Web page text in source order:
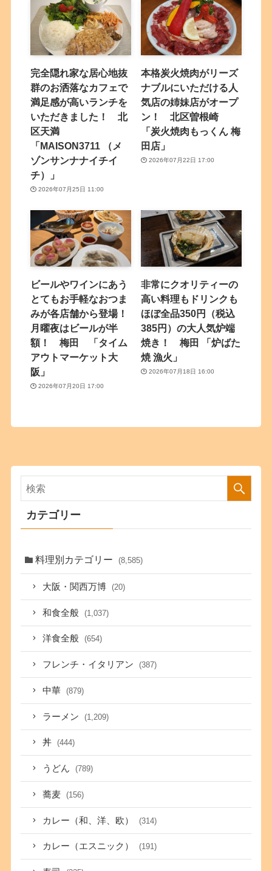
完全隠れ家な居心地抜
群のお洒落なカフェで
満足感が高いランチを
いただきました！ 北
区天満
「MAISON3711 （メ
ゾンサンナナイチイ
チ）」
2026年07月25日 11:00
本格炭火焼肉がリーズ
ナブルにいただける人
気店の姉妹店がオープ
ン！ 北区曽根崎
「炭火焼肉もっくん 梅
田店」
2026年07月22日 17:00
ビールやワインにあう
とてもお手軽なおつま
みが各店舗から登場！
月曜夜はビールが半
額！ 梅田 「タイム
アウトマーケット大
阪」
2026年07月20日 17:00
非常にクオリティーの
高い料理もドリンクも
ほぼ全品350円（税込
385円）の大人気炉端
焼き！ 梅田 「炉ばた
焼 漁火」
2026年07月18日 16:00
カテゴリー
料理別カテゴリー (8,585)
大阪・関西万博 (20)
和食全般 (1,037)
洋食全般 (654)
フレンチ・イタリアン (387)
中華 (879)
ラーメン (1,209)
丼 (444)
うどん (789)
蕎麦 (156)
カレー（和、洋、欧） (314)
カレー（エスニック） (191)